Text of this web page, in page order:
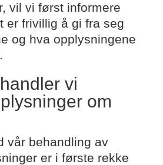
vil vi først informere
er frivillig å gi fra seg
og hva opplysningene
vi
om
vår behandling av
er i første rekke